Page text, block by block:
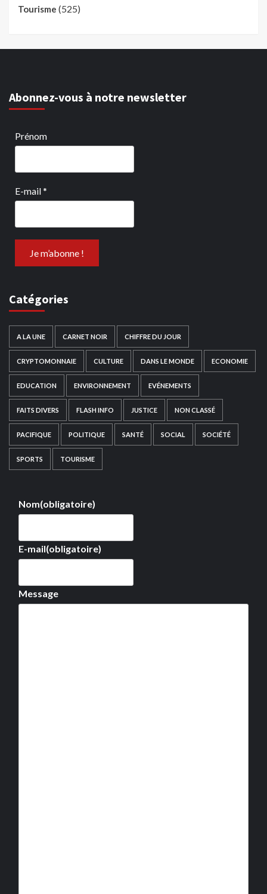
Tourisme (525)
Abonnez-vous à notre newsletter
Prénom
E-mail*
Catégories
A LA UNE CARNET NOIR CHIFFRE DU JOUR
CRYPTOMONNAIE CULTURE DANS LE MONDE ECONOMIE
EDUCATION ENVIRONNEMENT EVÉNEMENTS
FAITS DIVERS FLASH INFO JUSTICE NON CLASSÉ
PACIFIQUE POLITIQUE SANTÉ SOCIAL SOCIÉTÉ
SPORTS TOURISME
Nom(obligatoire)
E-mail(obligatoire)
Message